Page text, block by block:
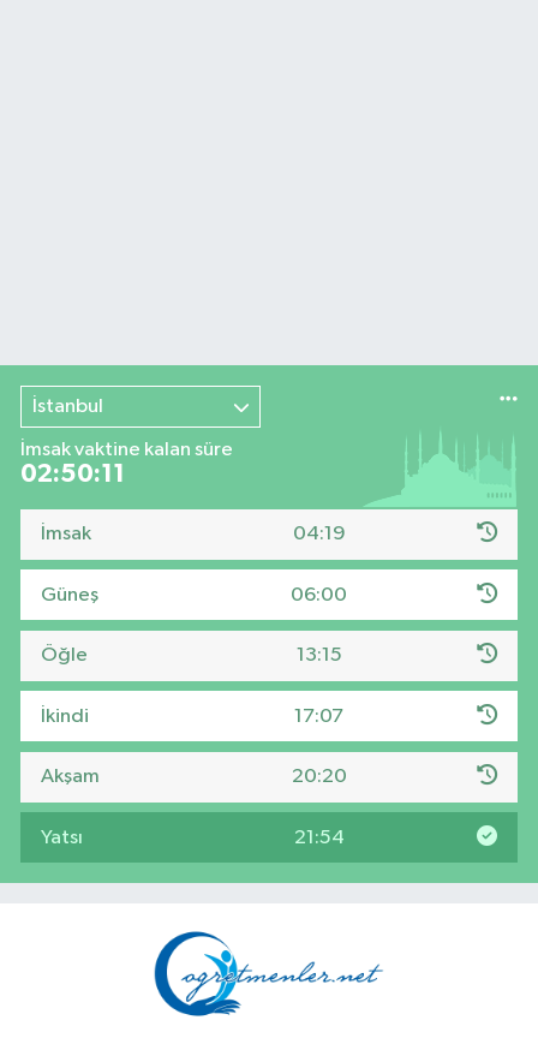
İstanbul
İmsak vaktine kalan süre
02:50:10
İmsak 04:19
Güneş 06:00
Öğle 13:15
İkindi 17:07
Akşam 20:20
Yatsı 21:54